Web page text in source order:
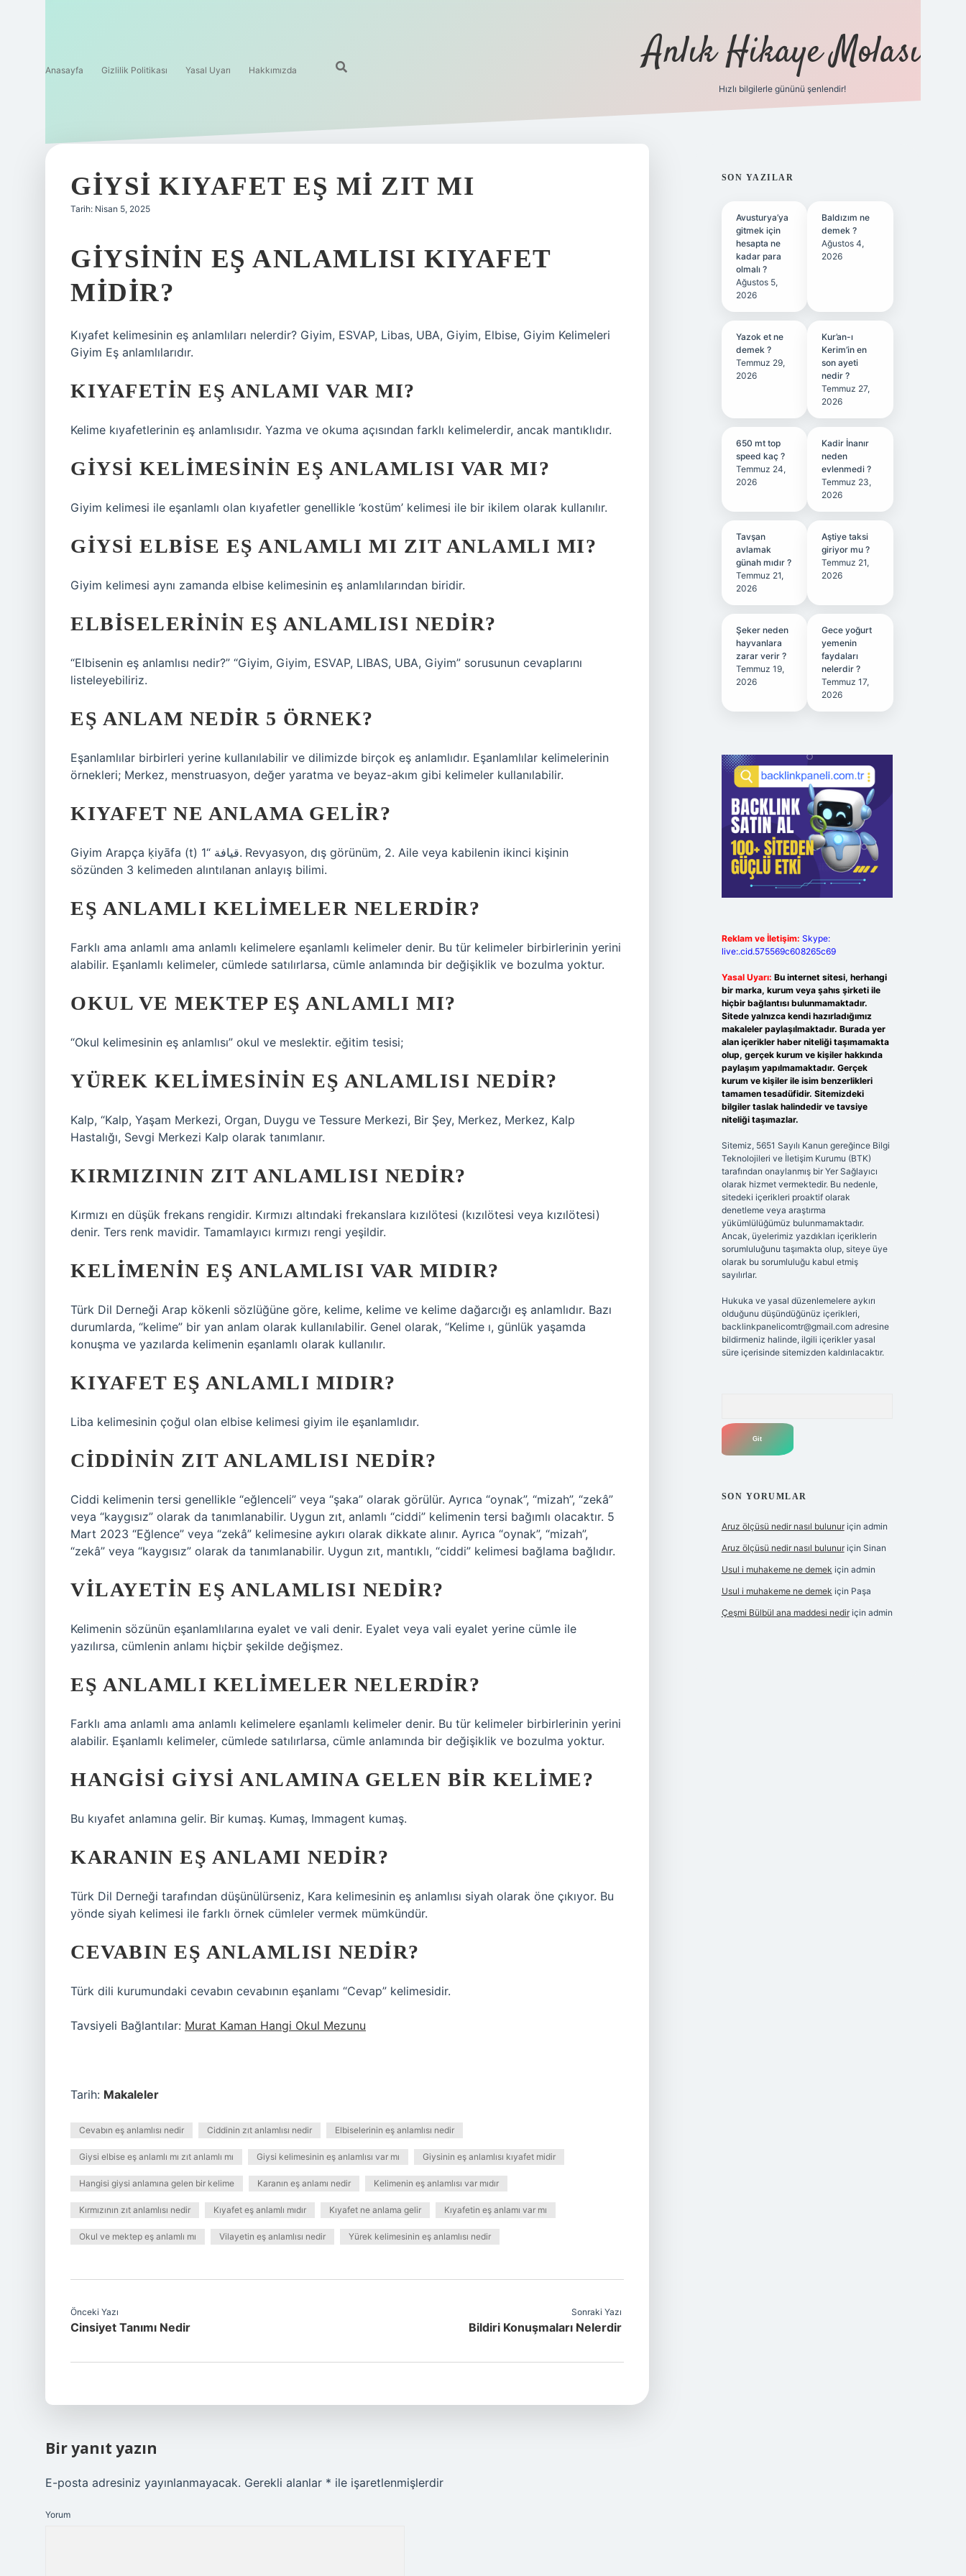
Anasayfa Gizlilik Politikası Yasal Uyarı Hakkımızda Anlık Hikaye Molası
Hızlı bilgilerle gününü şenlendir!
GIYSI KIYAFET EŞ MI ZIT MI
Tarih: Nisan 5, 2025
GIYSININ EŞ ANLAMLISI KIYAFET
MIDIR?
Kıyafet kelimesinin eş anlamlıları nelerdir? Giyim, ESVAP, Libas, UBA, Giyim, Elbise, Giyim Kelimeleri
Giyim Eş anlamlılarıdır.
KIYAFETIN EŞ ANLAMI VAR MI?
Kelime kıyafetlerinin eş anlamlısıdır. Yazma ve okuma açısından farklı kelimelerdir, ancak mantıklıdır.
GIYSI KELIMESININ EŞ ANLAMLISI VAR MI?
Giyim kelimesi ile eşanlamlı olan kıyafetler genellikle ‘kostüm’ kelimesi ile bir ikilem olarak kullanılır.
GIYSI ELBISE EŞ ANLAMLI MI ZIT ANLAMLI MI?
Giyim kelimesi aynı zamanda elbise kelimesinin eş anlamlılarından biridir.
ELBISELERININ EŞ ANLAMLISI NEDIR?
“Elbisenin eş anlamlısı nedir?” “Giyim, Giyim, ESVAP, LIBAS, UBA, Giyim” sorusunun cevaplarını
listeleyebiliriz.
EŞ ANLAM NEDIR 5 ÖRNEK?
Eşanlamlılar birbirleri yerine kullanılabilir ve dilimizde birçok eş anlamlıdır. Eşanlamlılar kelimelerinin
örnekleri; Merkez, menstruasyon, değer yaratma ve beyaz-akım gibi kelimeler kullanılabilir.
KIYAFET NE ANLAMA GELIR?
Giyim Arapça ḳiyāfa (t) قيافة “1. Revyasyon, dış görünüm, 2. Aile veya kabilenin ikinci kişinin
sözünden 3 kelimeden alıntılanan anlayış bilimi.
EŞ ANLAMLI KELIMELER NELERDIR?
Farklı ama anlamlı ama anlamlı kelimelere eşanlamlı kelimeler denir. Bu tür kelimeler birbirlerinin yerini
alabilir. Eşanlamlı kelimeler, cümlede satılırlarsa, cümle anlamında bir değişiklik ve bozulma yoktur.
OKUL VE MEKTEP EŞ ANLAMLI MI?
“Okul kelimesinin eş anlamlısı” okul ve meslektir. eğitim tesisi;
YÜREK KELIMESININ EŞ ANLAMLISI NEDIR?
Kalp, “Kalp, Yaşam Merkezi, Organ, Duygu ve Tessure Merkezi, Bir Şey, Merkez, Merkez, Kalp
Hastalığı, Sevgi Merkezi Kalp olarak tanımlanır.
KIRMIZININ ZIT ANLAMLISI NEDIR?
Kırmızı en düşük frekans rengidir. Kırmızı altındaki frekanslara kızılötesi (kızılötesi veya kızılötesi)
denir. Ters renk mavidir. Tamamlayıcı kırmızı rengi yeşildir.
KELIMENIN EŞ ANLAMLISI VAR MIDIR?
Türk Dil Derneği Arap kökenli sözlüğüne göre, kelime, kelime ve kelime dağarcığı eş anlamlıdır. Bazı
durumlarda, “kelime” bir yan anlam olarak kullanılabilir. Genel olarak, “Kelime ı, günlük yaşamda
konuşma ve yazılarda kelimenin eşanlamlı olarak kullanılır.
KIYAFET EŞ ANLAMLI MIDIR?
Liba kelimesinin çoğul olan elbise kelimesi giyim ile eşanlamlıdır.
CIDDININ ZIT ANLAMLISI NEDIR?
Ciddi kelimenin tersi genellikle “eğlenceli” veya “şaka” olarak görülür. Ayrıca “oynak”, “mizah”, “zekâ”
veya “kaygısız” olarak da tanımlanabilir. Uygun zıt, anlamlı “ciddi” kelimenin tersi bağımlı olacaktır. 5
Mart 2023 “Eğlence” veya “zekâ” kelimesine aykırı olarak dikkate alınır. Ayrıca “oynak”, “mizah”,
“zekâ” veya “kaygısız” olarak da tanımlanabilir. Uygun zıt, mantıklı, “ciddi” kelimesi bağlama bağlıdır.
VILAYETIN EŞ ANLAMLISI NEDIR?
Kelimenin sözünün eşanlamlılarına eyalet ve vali denir. Eyalet veya vali eyalet yerine cümle ile
yazılırsa, cümlenin anlamı hiçbir şekilde değişmez.
EŞ ANLAMLI KELIMELER NELERDIR?
Farklı ama anlamlı ama anlamlı kelimelere eşanlamlı kelimeler denir. Bu tür kelimeler birbirlerinin yerini
alabilir. Eşanlamlı kelimeler, cümlede satılırlarsa, cümle anlamında bir değişiklik ve bozulma yoktur.
HANGISI GIYSI ANLAMINA GELEN BIR KELIME?
Bu kıyafet anlamına gelir. Bir kumaş. Kumaş, Immagent kumaş.
KARANIN EŞ ANLAMI NEDIR?
Türk Dil Derneği tarafından düşünülürseniz, Kara kelimesinin eş anlamlısı siyah olarak öne çıkıyor. Bu
yönde siyah kelimesi ile farklı örnek cümleler vermek mümkündür.
CEVABIN EŞ ANLAMLISI NEDIR?
Türk dili kurumundaki cevabın cevabının eşanlamı “Cevap” kelimesidir.
Tavsiyeli Bağlantılar: Murat Kaman Hangi Okul Mezunu
Tarih: Makaleler
Cevabın eş anlamlısı nedir Ciddinin zıt anlamlısı nedir Elbiselerinin eş anlamlısı nedir
Giysi elbise eş anlamlı mı zıt anlamlı mı Giysi kelimesinin eş anlamlısı var mı Giysinin eş anlamlısı kıyafet midir
Hangisi giysi anlamına gelen bir kelime Karanın eş anlamı nedir Kelimenin eş anlamlısı var mıdır
Kırmızının zıt anlamlısı nedir Kıyafet eş anlamlı mıdır Kıyafet ne anlama gelir Kıyafetin eş anlamı var mı
Okul ve mektep eş anlamlı mı Vilayetin eş anlamlısı nedir Yürek kelimesinin eş anlamlısı nedir
Önceki Yazı
Cinsiyet Tanımı Nedir
Sonraki Yazı
Bildiri Konuşmaları Nelerdir
Bir yanıt yazın
E-posta adresiniz yayınlanmayacak. Gerekli alanlar * ile işaretlenmişlerdir
Yorum
SIDEBAR
SON YAZILAR
Avusturya’ya
gitmek için
hesapta ne
kadar para
olmalı ?
Ağustos 5,
2026
Baldızım ne
demek ?
Ağustos 4,
2026
Yazok et ne
demek ?
Temmuz 29,
2026
Kur’an-ı
Kerim’in en
son ayeti
nedir ?
Temmuz 27,
2026
650 mt top
speed kaç ?
Temmuz 24,
2026
Kadir İnanır
neden
evlenmedi ?
Temmuz 23,
2026
Tavşan
avlamak
günah mıdır ?
Temmuz 21,
2026
Aştiye taksi
giriyor mu ?
Temmuz 21,
2026
Şeker neden
hayvanlara
zarar verir ?
Temmuz 19,
2026
Gece yoğurt
yemenin
faydaları
nelerdir ?
Temmuz 17,
2026
Reklam ve İletişim: Skype:
live:.cid.575569c608265c69
Yasal Uyarı: Bu internet sitesi, herhangi
bir marka, kurum veya şahıs şirketi ile
hiçbir bağlantısı bulunmamaktadır.
Sitede yalnızca kendi hazırladığımız
makaleler paylaşılmaktadır. Burada yer
alan içerikler haber niteliği taşımamakta
olup, gerçek kurum ve kişiler hakkında
paylaşım yapılmamaktadır. Gerçek
kurum ve kişiler ile isim benzerlikleri
tamamen tesadüfidir. Sitemizdeki
bilgiler taslak halindedir ve tavsiye
niteliği taşımazlar.
Sitemiz, 5651 Sayılı Kanun gereğince Bilgi
Teknolojileri ve İletişim Kurumu (BTK)
tarafından onaylanmış bir Yer Sağlayıcı
olarak hizmet vermektedir. Bu nedenle,
sitedeki içerikleri proaktif olarak
denetleme veya araştırma
yükümlülüğümüz bulunmamaktadır.
Ancak, üyelerimiz yazdıkları içeriklerin
sorumluluğunu taşımakta olup, siteye üye
olarak bu sorumluluğu kabul etmiş
sayılırlar.
Hukuka ve yasal düzenlemelere aykırı
olduğunu düşündüğünüz içerikleri,
backlinkpanelicomtr@gmail.comadresine
bildirmeniz halinde, ilgili içerikler yasal
süre içerisinde sitemizden kaldırılacaktır.
SON YORUMLAR
Aruz ölçüsü nedir nasıl bulunuriçin admin
Aruz ölçüsü nedir nasıl bulunuriçin Sinan
Usul i muhakeme ne demek için admin
Usul i muhakeme ne demek için Paşa
Çeşmi Bülbül ana maddesi nediriçin admin